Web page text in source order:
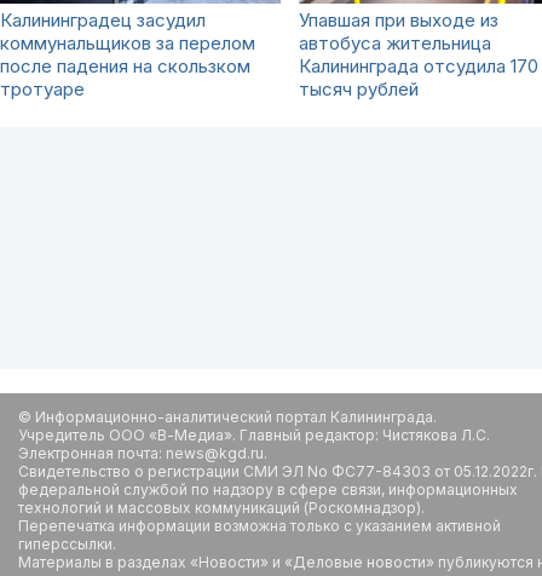
Калининградец засудил
коммунальщиков за перелом
после падения на скользком
тротуаре
Упавшая при выходе из
автобуса жительница
Калининграда отсудила 170
тысяч рублей
© Информационно-аналитический портал Калининграда.
Учредитель ООО «В-Медиа». Главный редактор: Чистякова Л.С.
Электронная почта: news@kgd.ru.
Свидетельство о регистрации СМИ ЭЛ No ФС77-84303 от
федеральной службой по надзору в сфере связи, информационных
технологий и массовых коммуникаций (Роскомнадзор).
Перепечатка информации возможна только с указанием активной
гиперссылки.
Материалы в разделах «Новости» и «Деловые новости» публикуются